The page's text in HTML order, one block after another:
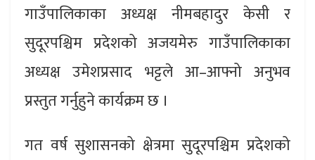
गाउँपालिकाका अध्यक्ष नीमबहादुर केसी र
सुदूरपश्चिम प्रदेशको अजयमेरु गाउँपालिकाका
अध्यक्ष उमेशप्रसाद भट्टले आ–आफ्नो अनुभव
प्रस्तुत गर्नुहुने कार्यक्रम छ ।
गत वर्ष सुशासनको क्षेत्रमा सुदूरपश्चिम प्रदेशको